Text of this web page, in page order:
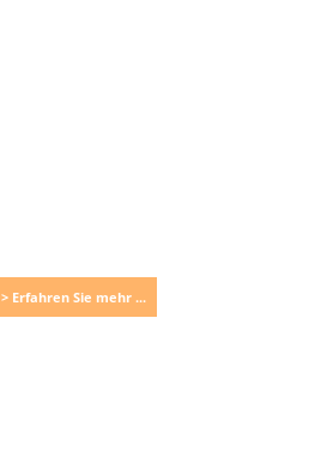
> Erfahren Sie mehr ...